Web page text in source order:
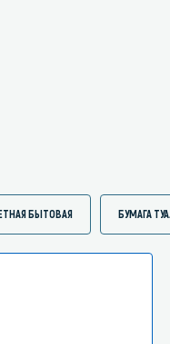
БЫТОВАЯ БУМАГА